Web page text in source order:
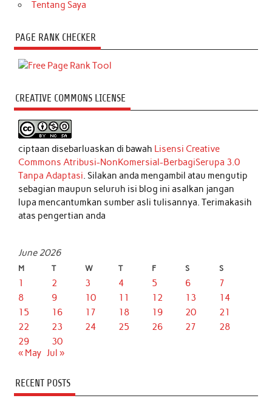
Tentang Saya
PAGE RANK CHECKER
CREATIVE COMMONS LICENSE
ciptaan disebarluaskan di bawah Lisensi Creative
Commons Atribusi-NonKomersial-BerbagiSerupa 3.0
Tanpa Adaptasi. Silakan anda mengambil atau mengutip
sebagian maupun seluruh isi blog ini asalkan jangan
lupa mencantumkan sumber asli tulisannya. Terimakasih
atas pengertian anda
June 2026
M T W T F S S
1 2 3 4 5 6
7
8
9 10 11 12 13
14
15
16 17 18 19 20
21
22
23 24 25 26 27
28
29
30
« May Jul »
RECENT POSTS